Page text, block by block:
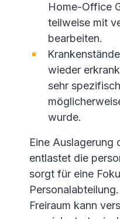
Home-Office
teilweise mit
bearbeiten.
wieder
sehr
wurde.
Eine Auslagerung
entlastet die
sorgt für eine
Freiraum kann